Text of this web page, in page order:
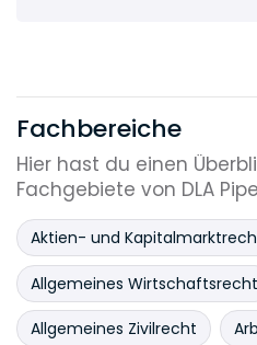
Fachbereiche
Hier hast du einen
Fachgebiete von DLA
Aktien- und
Allgemeines Wirtschaftsrecht
Allgemeines Zivilrecht